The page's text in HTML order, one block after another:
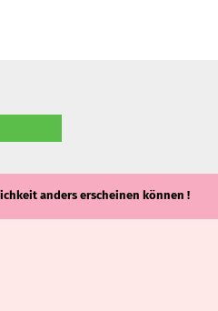
anders erscheinen können !